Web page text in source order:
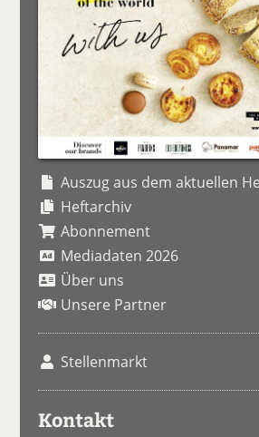
Auszug aus dem aktuellen
Heftarchiv
Abonnement
Mediadaten 2026
Über uns
Unsere Partner
Stellenmarkt
Kontakt